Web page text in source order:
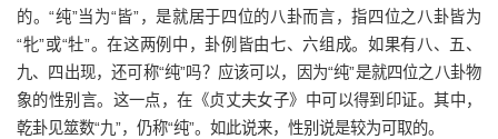
的。“纯”当为“皆”，是就居于四位的八卦而言，指四位之八卦皆为
“牝”或“牡”。在这两例中，卦例皆由七、六组成。如果有八、五、
九、四出现，还可称“纯”吗？应该可以，因为“纯”是就四位之八卦物
象的性别言。这一点，在《贞丈夫女子》中可以得到印证。其中，
乾卦见筮数“九”，仍称“纯”。如此说来，性别说是较为可取的。